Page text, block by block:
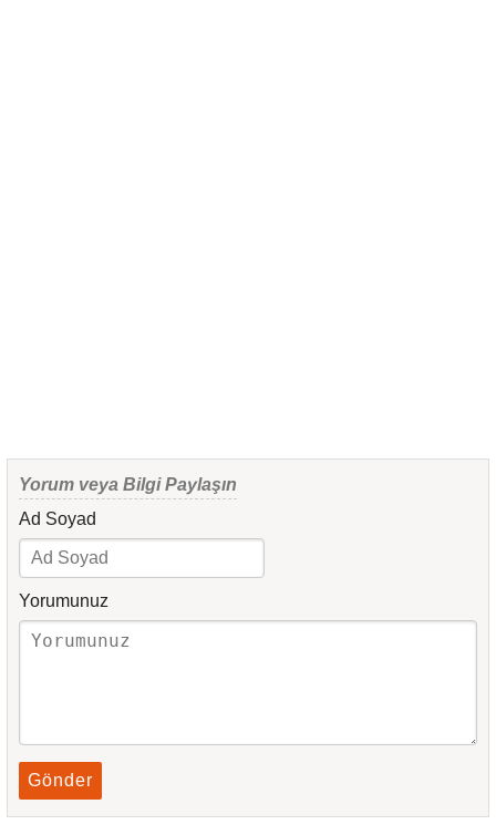
Yorum veya Bilgi Paylaşın
Ad Soyad
Yorumunuz
Gönder